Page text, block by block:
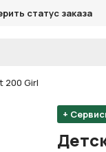
статус заказа
200 Girl
+